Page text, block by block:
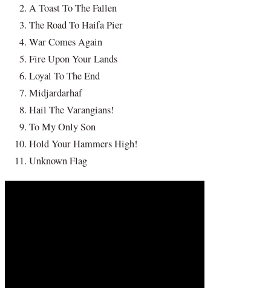
A Toast To The Fallen
The Road To Haifa Pier
War Comes Again
Fire Upon Your Lands
Loyal To The End
Midjardarhaf
Hail The Varangians!
To My Only Son
Hold Your Hammers High!
Unknown Flag